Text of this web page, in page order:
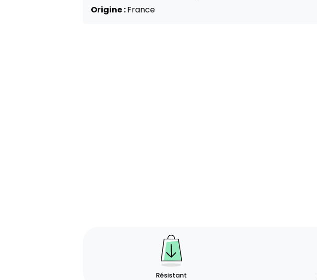
Origine :France
Résistant